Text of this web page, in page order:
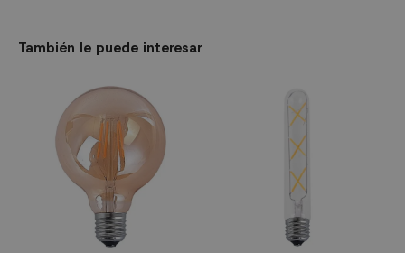
También le puede interesar